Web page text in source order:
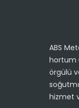
ABS
hortum
örgülü
hizmet